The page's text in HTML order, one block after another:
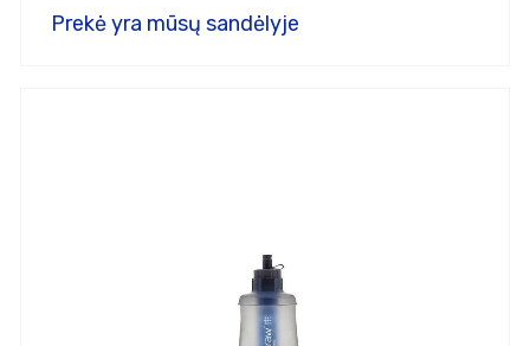
Prekė yra mūsų sandėlyje